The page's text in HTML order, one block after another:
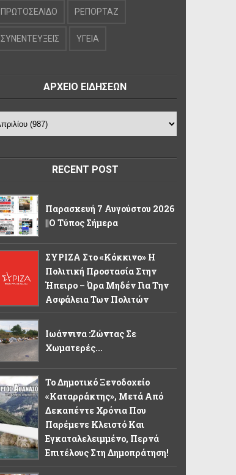
ΠΡΩΤΟΣΕΛΙΔΟ ΡΕΠΟΡΤΑΖ
ΣΥΝΕΝΤΕΥΞΕΙΣ ΥΓΕΙΑ
ΑΡΧΕΙΟ ΕΙΔΗΣΕΩΝ
RECENT POST
Παρασκευή 7 Αυγούστου 2026
||Ο Τύπος Σήμερα
ΣΥΡΙΖΑ Στο «κόκκινο» Η
Πολιτική Προστασία Στην
Ήπειρο – Ώρα Μηδέν Για Την
Ασφάλεια Των Πολιτών
Ιωάννινα :Ζώντας Σε
Χωματερές...
Το Δημοτικό Ξενοδοχείο
«Καταρράκτης», Μετά Από
Δεκαπέντε Χρόνια Που
Παρέμενε Κλειστό Και
Εγκαταλελειμμένο, Περνά
Επιτέλους Στη Δημοπράτηση!